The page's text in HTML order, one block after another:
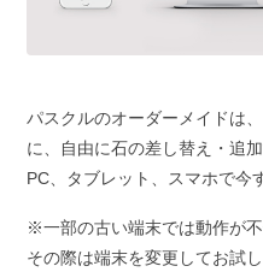
パスクルのオーダーメイドは
に、自由に石の差し替え・追
PC、タブレット、スマホで今
※一部の古い端末では動作が
その際は端末を変更してお試し